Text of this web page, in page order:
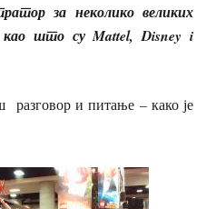
за неколико великих
као што су Mattel, Disney i
и питање – како је